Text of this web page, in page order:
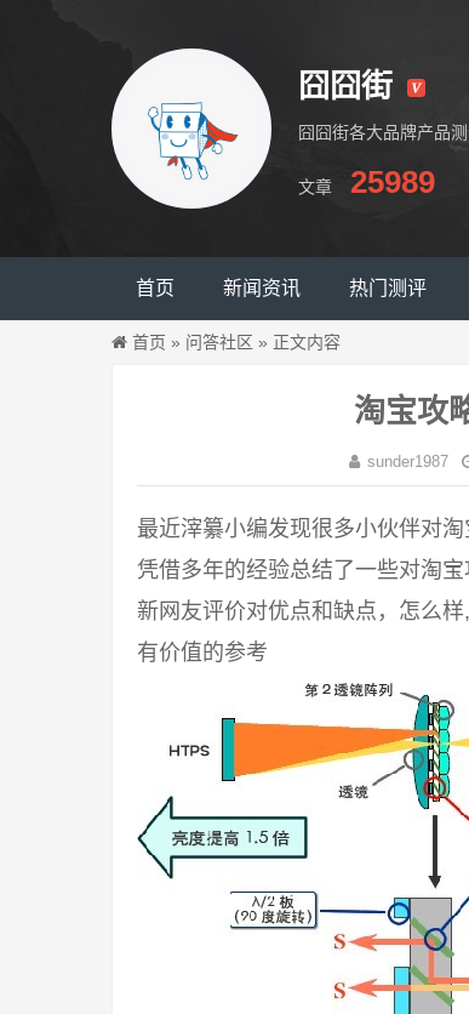
囧囧街
囧囧街各大品牌产品
文章 25989
首页 新闻资讯 热门测评
首页 » 问答社区 » 正文内容
淘宝攻
sunder1987
最近滓纂小编发现很多小伙伴对
凭借多年的经验总结了一些对淘
新网友评价对优点和缺点，怎么
有价值的参考